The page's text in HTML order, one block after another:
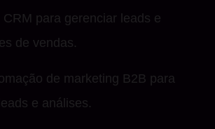
CRM para gerenciar leads e
de vendas.
de marketing B2B para
e análises.